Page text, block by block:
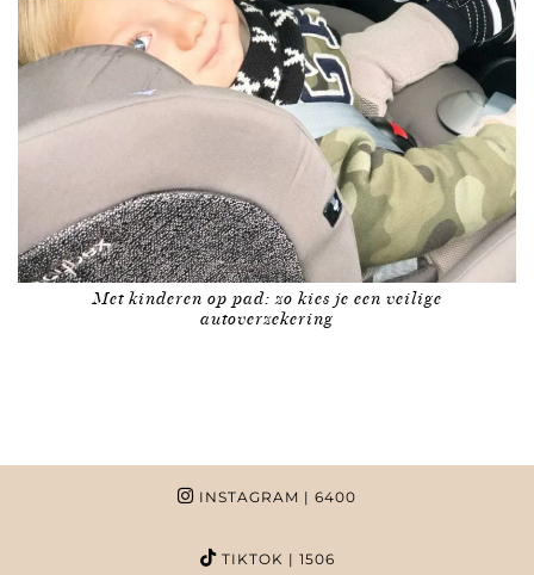
Met kinderen op pad: zo kies je een veilige
autoverzekering
INSTAGRAM | 6400
TIKTOK | 1506